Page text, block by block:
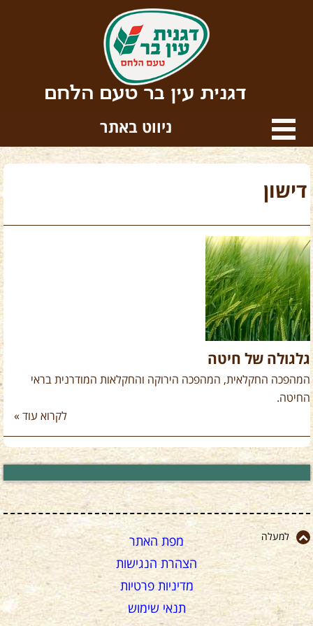
דגנית עין בר טעם הלחם
ניווט באתר
דישון
גלגולה של חיטה
המהפכה החקלאית, המהפכה הירוקה והחקלאות המודרנית בראי
החיטה.
לקרוא עוד »
למעלה
מפת האתר
הצהרת הנגישות
מדיניות פרטיות
תנאי שימוש